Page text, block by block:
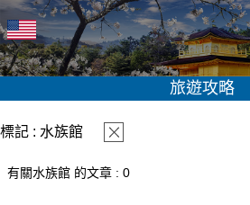
旅遊攻略
標記 : 水族館
有關水族館 的文章 : 0